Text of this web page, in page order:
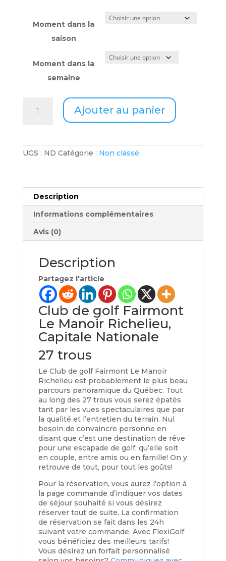
Moment dans la
saison
Moment dans la
semaine
Richelieu
et
golf
pour
personnes
Ajouter au panier
UGS : ND Catégorie : Non classé
Description
Informations complémentaires
Avis (0)
Description
Partagez l'article
Club de golf Fairmont
Le Manoir Richelieu,
Capitale Nationale
27 trous
Le Club de golf Fairmont Le Manoir
Richelieu est probablement le plus beau
parcours panoramique du Québec. Tout
au long des 27 trous vous serez épatés
tant par les vues spectaculaires que par
la qualité et l’entretien du terrain. Nul
besoin de convaincre personne en
disant que c’est une destination de rêve
pour une escapade de golf, qu’elle soit
en couple, entre amis ou en famille! On y
retrouve de tout, pour tout les goûts!
Pour la réservation, vous aurez l’option à
la page commande d’indiquer vos dates
de séjour souhaité si vous désirez
réserver tout de suite. La confirmation
de réservation se fait dans les 24h
suivant votre commande. Avec FlexiGolf
vous bénéficiez des meilleurs tarifs!
Vous désirez un forfait personnalisé